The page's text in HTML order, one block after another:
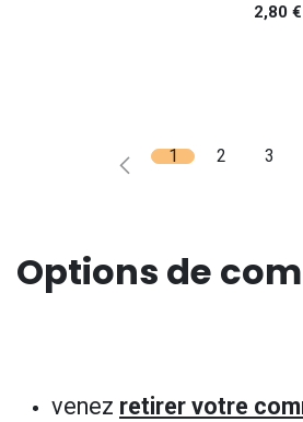
2,80€
1 2 3
Options de
venez retirer votre